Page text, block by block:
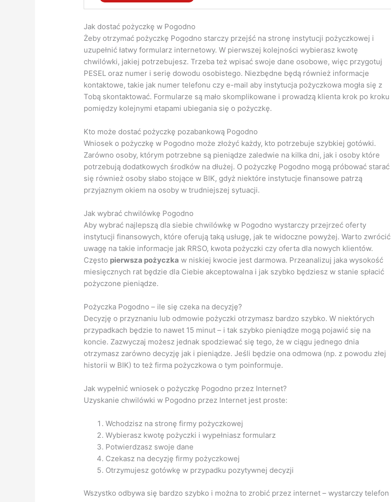
Jak dostać pożyczkę w Pogodno
Żeby otrzymać pożyczkę Pogodno starczy przejść na stronę instytucji pożyczkowej i
uzupełnić łatwy formularz internetowy. W pierwszej kolejności wybierasz kwotę
chwilówki, jakiej potrzebujesz. Trzeba też wpisać swoje dane osobowe, więc przygotuj
PESEL oraz numer i serię dowodu osobistego. Niezbędne będą również informacje
kontaktowe, takie jak numer telefonu czy e-mail aby instytucja pożyczkowa mogła się z
Tobą skontaktować. Formularze są mało skomplikowane i prowadzą klienta krok po kroku
pomiędzy kolejnymi etapami ubiegania się o pożyczkę.
Kto może dostać pożyczkę pozabankową Pogodno
Wniosek o pożyczkę w Pogodno może złożyć każdy, kto potrzebuje szybkiej gotówki.
Zarówno osoby, którym potrzebne są pieniądze zaledwie na kilka dni, jak i osoby które
potrzebują dodatkowych środków na dłużej. O pożyczkę Pogodno mogą próbować starać
się również osoby słabo stojące w BIK, gdyż niektóre instytucje finansowe patrzą
przyjaznym okiem na osoby w trudniejszej sytuacji.
Jak wybrać chwilówkę Pogodno
Aby wybrać najlepszą dla siebie chwilówkę w Pogodno wystarczy przejrzeć oferty
instytucji finansowych, które oferują taką usługę, jak te widoczne powyżej. Warto zwrócić
uwagę na takie informacje jak RRSO, kwota pożyczki czy oferta dla nowych klientów.
Często pierwsza pożyczka w niskiej kwocie jest darmowa. Przeanalizuj jaka wysokość
miesięcznych rat będzie dla Ciebie akceptowalna i jak szybko będziesz w stanie spłacić
pożyczone pieniądze.
Pożyczka Pogodno – ile się czeka na decyzję?
Decyzję o przyznaniu lub odmowie pożyczki otrzymasz bardzo szybko. W niektórych
przypadkach będzie to nawet 15 minut – i tak szybko pieniądze mogą pojawić się na
koncie. Zazwyczaj możesz jednak spodziewać się tego, że w ciągu jednego dnia
otrzymasz zarówno decyzję jak i pieniądze. Jeśli będzie ona odmowa (np. z powodu złej
historii w BIK) to też firma pożyczkowa o tym poinformuje.
Jak wypełnić wniosek o pożyczkę Pogodno przez Internet?
Uzyskanie chwilówki w Pogodno przez Internet jest proste:
Wchodzisz na stronę firmy pożyczkowej
Wybierasz kwotę pożyczki i wypełniasz formularz
Potwierdzasz swoje dane
Czekasz na decyzję firmy pożyczkowej
Otrzymujesz gotówkę w przypadku pozytywnej decyzji
Wszystko odbywa się bardzo szybko i można to zrobić przez internet – wystarczy telefon